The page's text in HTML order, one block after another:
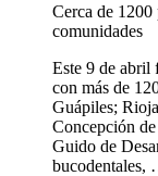
Cerca de 1200
comunidades
Este 9 de abril
con más de
Guápiles;
Concepción
Guido de
bucodentales,